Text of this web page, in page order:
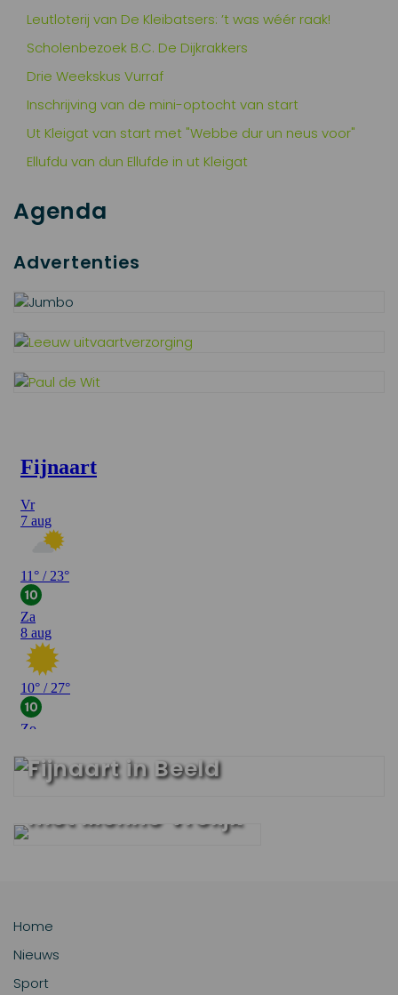
Leutloterij van De Kleibatsers: ’t was wéér raak!
Scholenbezoek B.C. De Dijkrakkers
Drie Weekskus Vurraf
Inschrijving van de mini-optocht van start
Ut Kleigat van start met "Webbe dur un neus voor"
Ellufdu van dun Ellufde in ut Kleigat
Agenda
Advertenties
Fijnaart in Beeld
Fendert interview
met Menno Vrolijk
Home
Nieuws
Sport